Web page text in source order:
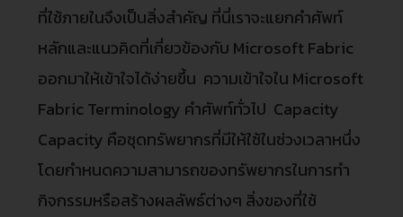
ที่ใช้ภายในจึงเป็นสิ่งสำคัญ ที่นี่เราจะแยกคำศัพท์
หลักและแนวคิดที่เกี่ยวข้องกับ Microsoft Fabric
ออกมาให้เข้าใจได้ง่ายขึ้น ความเข้าใจใน Microsoft
Fabric Terminology คำศัพท์ทั่วไป Capacity
Capacity คือชุดทรัพยากรที่มีให้ใช้ในช่วงเวลาหนึ่ง
โดยกำหนดความสามารถของทรัพยากรในการทำ
กิจกรรมหรือสร้างผลลัพธ์ต่างๆ สิ่งของที่ใช้